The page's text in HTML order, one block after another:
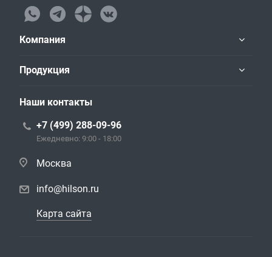
Компания
Продукция
Наши контакты
+7 (499) 288-09-96
Ежедневно: 9:00 - 18:00
Москва
info@hilson.ru
Карта сайта